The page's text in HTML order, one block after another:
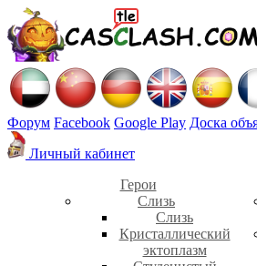
Форум Facebook Google Play Доска
Личный кабинет
Герои
Слизь
Слизь
Кристаллический
эктоплазм